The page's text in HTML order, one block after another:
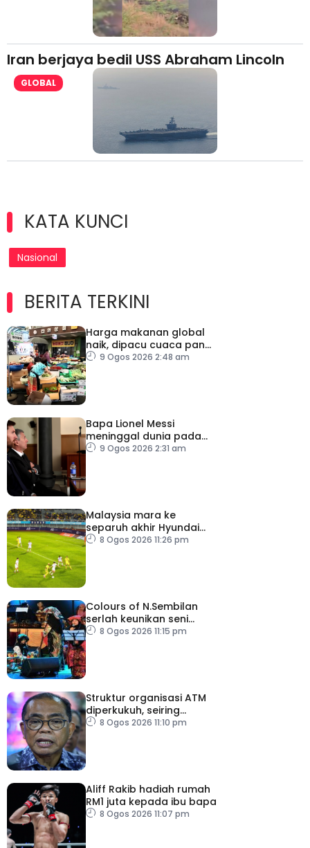
Iran berjaya bedil USS Abraham Lincoln
GLOBAL
KATA KUNCI
Nasional
BERITA TERKINI
Harga makanan global
naik, dipacu cuaca panas
dan ketegangan
9 Ogos 2026 2:48 am
Bapa Lionel Messi
meninggal dunia pada
usia 68 tahun
9 Ogos 2026 2:31 am
Malaysia mara ke
separuh akhir Hyundai
ASEAN Cup
8 Ogos 2026 11:26 pm
Colours of N.Sembilan
serlah keunikan seni
budaya negeri beradat
8 Ogos 2026 11:15 pm
Struktur organisasi ATM
diperkukuh, seiring
pemodenan aset
8 Ogos 2026 11:10 pm
Aliff Rakib hadiah rumah
RM1 juta kepada ibu bapa
8 Ogos 2026 11:07 pm